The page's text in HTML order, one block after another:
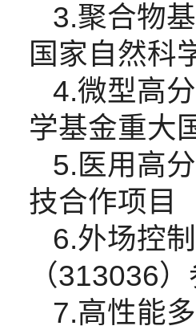
3.聚合物
国家自然科
4.微型高
学基金重大
5.医用高
技合作项目
6.外场控
（313036
7.高性能